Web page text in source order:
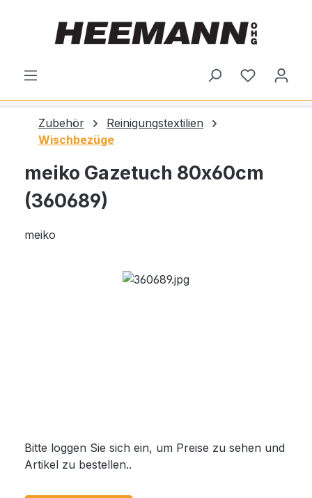
Du hast 0
Zubehör
Reinigungstextilien
Wischbezüge
meiko Gazetuch 80x60cm
(360689)
meiko
Bildergalerie überspringen
Bitte loggen Sie sich ein, um Preise zu sehen und
Artikel zu bestellen..